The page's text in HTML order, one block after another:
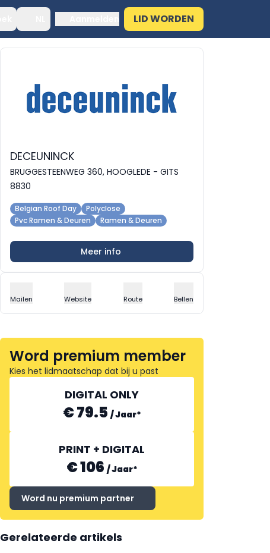
LID WORDEN
DECEUNINCK
BRUGGESTEENWEG 360, HOOGLEDE - GITS
8830
Belgian Roof Day
Polyclose
Pvc Ramen & Deuren
Ramen & Deuren
Meer info
Mailen Website Route Bellen
Word premium member
Kies het lidmaatschap dat bij u past
DIGITAL ONLY
€ 79.5 /Jaar*
PRINT + DIGITAL
€ 106 /Jaar*
Word nu premium partner
Gerelateerde artikels